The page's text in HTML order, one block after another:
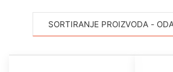
SORTIRANJE PROIZVODA -